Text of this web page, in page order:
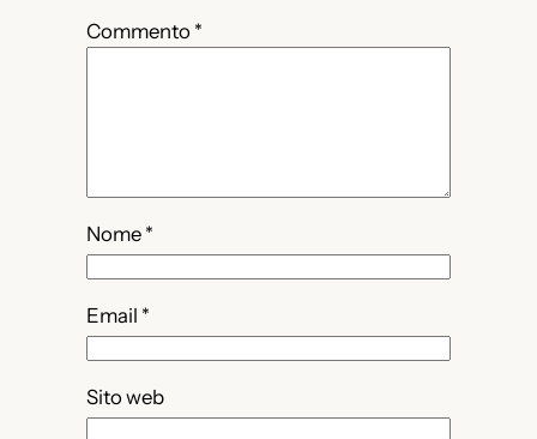
Commento *
Nome *
Email *
Sito web